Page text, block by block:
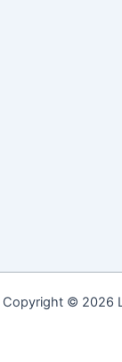
Copyright © 2026